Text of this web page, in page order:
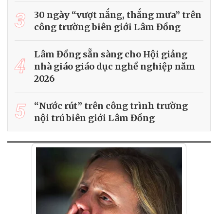
3
30 ngày “vượt nắng, thắng mưa” trên
công trường biên giới Lâm Đồng
4
Lâm Đồng sẵn sàng cho Hội giảng
nhà giáo giáo dục nghề nghiệp năm
2026
5
“Nước rút” trên công trình trường
nội trú biên giới Lâm Đồng